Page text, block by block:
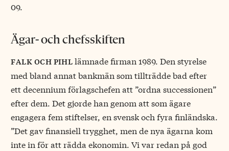
09.
Ägar- och chefsskiften
falk och pihllämnade firman 1989. Den styrelse
med bland annat bankmän som tillträdde bad efter
ett decennium förlagschefen att ”ordna successionen”
efter dem. Det gjorde han genom att som ägare
engagera fem stiftelser, en svensk och fyra finländska.
”Det gav finansiell trygghet, men de nya ägarna kom
inte in för att rädda ekonomin. Vi var redan på god